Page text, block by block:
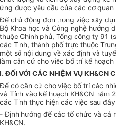
ứng được yêu cầu của các cơ
Để chủ động đơn trong việc xây
Bộ Khoa học và Công nghệ hướng
thuộc Chính phủ, Tổng công ty 91
các Tỉnh, thành phố trực thuộc
một số nội dung về xác định và
làm căn cứ cho việc bố trí kế hoạch
I.ĐỐI VỚI CÁC NHIỆM VỤ KH&CN
Để có căn cứ cho việc bố trí các
và Tỉnh vào kế hoạch KH&CN năm
các Tỉnh thực hiện các việc sau đây:
- Định hướng để các tổ chức và cá
KH&CN.